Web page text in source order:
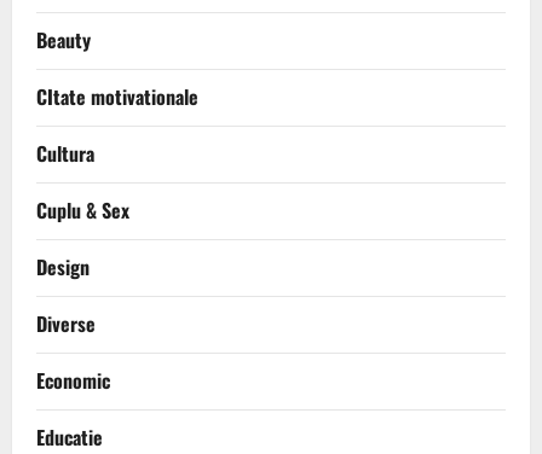
Beauty
CItate motivationale
Cultura
Cuplu & Sex
Design
Diverse
Economic
Educatie